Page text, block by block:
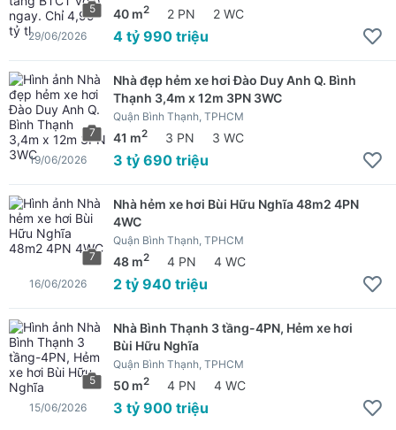
5 40 m2 2 PN 2 WC
4 tỷ 990 triệu
29/06/2026
7
Nhà đẹp hẻm xe hơi Đào Duy Anh Q. Bình
Thạnh 3,4m x 12m 3PN 3WC
Quận Bình Thạnh, TPHCM
41 m2 3 PN 3 WC
3 tỷ 690 triệu
19/06/2026
7
Nhà hẻm xe hơi Bùi Hữu Nghĩa 48m2 4PN
4WC
Quận Bình Thạnh, TPHCM
48 m2 4 PN 4 WC
2 tỷ 940 triệu
16/06/2026
5
Nhà Bình Thạnh 3 tầng-4PN, Hẻm xe hơi
Bùi Hữu Nghĩa
Quận Bình Thạnh, TPHCM
50 m2 4 PN 4 WC
3 tỷ 900 triệu
15/06/2026